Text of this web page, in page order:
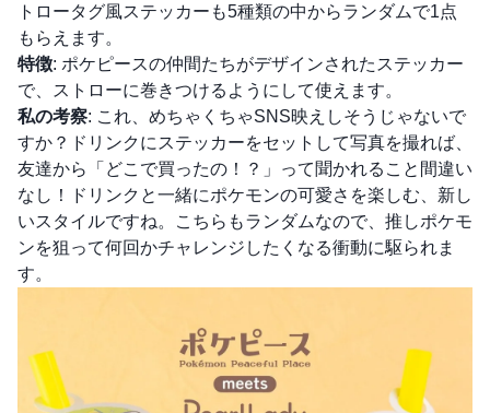
トロータグ風ステッカーも5種類の中からランダムで1点
もらえます。
特徴: ポケピースの仲間たちがデザインされたステッカー
で、ストローに巻きつけるようにして使えます。
私の考察: これ、めちゃくちゃSNS映えしそうじゃないで
すか？ドリンクにステッカーをセットして写真を撮れば、
友達から「どこで買ったの！？」って聞かれること間違い
なし！ドリンクと一緒にポケモンの可愛さを楽しむ、新し
いスタイルですね。こちらもランダムなので、推しポケモ
ンを狙って何回かチャレンジしたくなる衝動に駆られま
す。